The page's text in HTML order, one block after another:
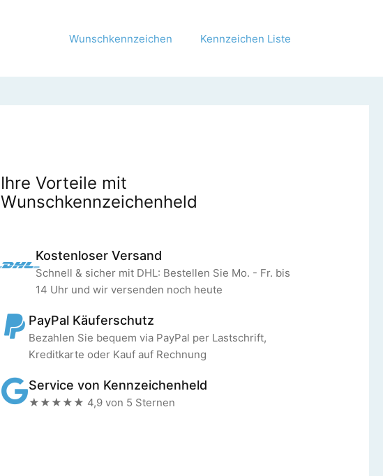
Wunschkennzeichen Kennzeichen Liste
Ihre Vorteile mit
Wunschkennzeichenheld
Kostenloser Versand
Schnell & sicher mit DHL: Bestellen Sie Mo. - Fr. bis
14 Uhr und wir versenden noch heute
PayPal Käuferschutz
Bezahlen Sie bequem via PayPal per Lastschrift,
Kreditkarte oder Kauf auf Rechnung
Service von Kennzeichenheld
★★★★★ 4,9 von 5 Sternen